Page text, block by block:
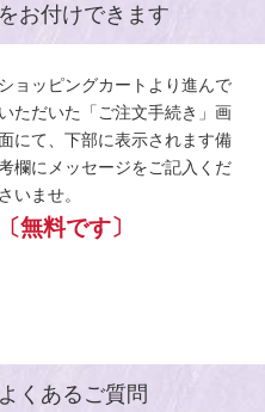
お付けできます
ショッピングカートより進んで
いただいた「ご注文手続き」画
にて、下部に表示されます備
欄にメッセージをご記入くだ
さいませ。
〔無料です〕
くあるご質問